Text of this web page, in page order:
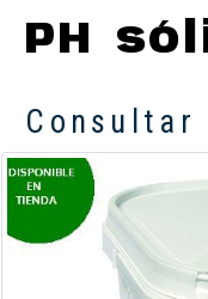
PH
Consultar